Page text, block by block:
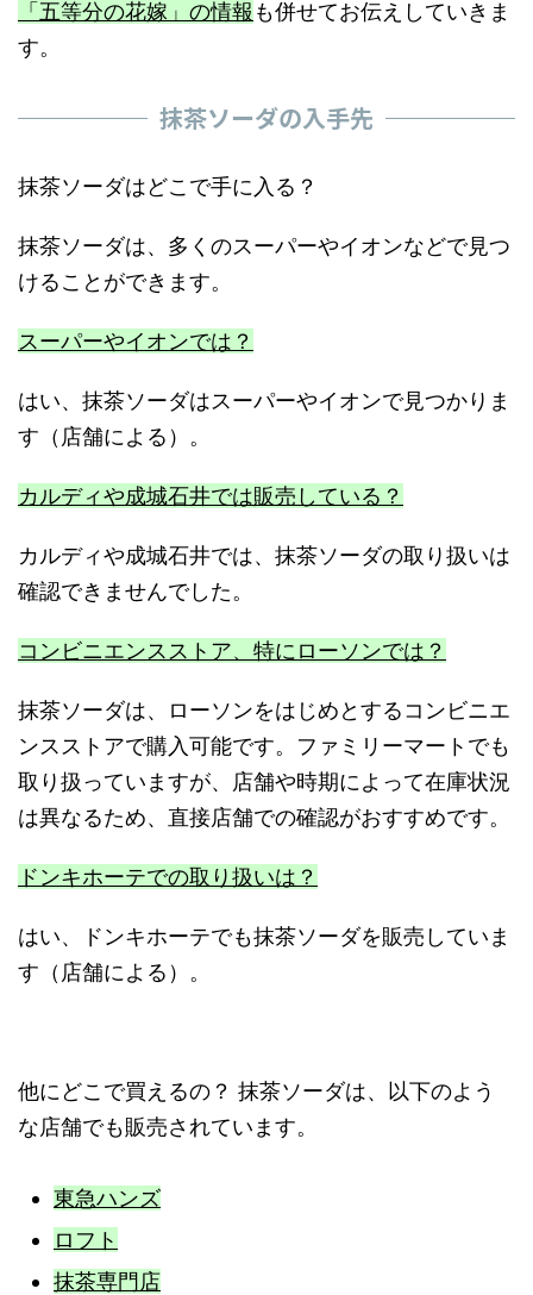
「五等分の花嫁」の情報 も併せてお伝えしていきま
す。
抹茶ソーダの入手先
抹茶ソーダはどこで手に入る？
抹茶ソーダは、多くのスーパーやイオンなどで見つ
けることができます。
スーパーやイオンでは？
はい、抹茶ソーダはスーパーやイオンで見つかりま
す（店舗による）。
カルディや成城石井では販売している？
カルディや成城石井では、抹茶ソーダの取り扱いは
確認できませんでした。
コンビニエンスストア、特にローソンでは？
抹茶ソーダは、ローソンをはじめとするコンビニエ
ンスストアで購入可能です。ファミリーマートでも
取り扱っていますが、店舗や時期によって在庫状況
は異なるため、直接店舗での確認がおすすめです。
ドンキホーテでの取り扱いは？
はい、ドンキホーテでも抹茶ソーダを販売していま
す（店舗による）。
他にどこで買えるの？ 抹茶ソーダは、以下のよう
な店舗でも販売されています。
東急ハンズ
ロフト
抹茶専門店